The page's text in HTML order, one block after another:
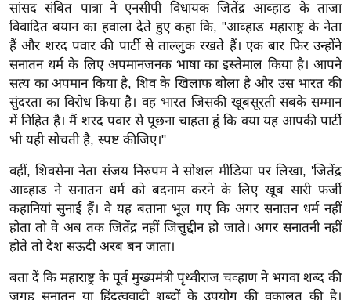
r
e
a
k
i
n
g
e
w
s
ला
फ
सांसद संबित पात्रा ने एनसीपी विधायक जितेंद्र आव्हाड के ताजा
विवादित बयान का हवाला देते हुए कहा कि, "आव्हाड महाराष्ट्र के नेता
हैं और शरद पवार की पार्टी से ताल्लुक रखते हैं। एक बार फिर उन्होंने
सनातन धर्म के लिए अपमानजनक भाषा का इस्तेमाल किया है। आपने
सत्य का अपमान किया है, शिव के खिलाफ बोला है और उस भारत की
सुंदरता का विरोध किया है। वह भारत जिसकी खूबसूरती सबके सम्मान
में निहित है। मैं शरद पवार से पूछना चाहता हूं कि क्या यह आपकी पार्टी
भी यही सोचती है, स्पष्ट कीजिए।"
वहीं, शिवसेना नेता संजय निरुपम ने सोशल मीडिया पर लिखा, 'जितेंद्र
आव्हाड ने सनातन धर्म को बदनाम करने के लिए खूब सारी फर्जी
कहानियां सुनाई हैं। वे यह बताना भूल गए कि अगर सनातन धर्म नहीं
होता तो वे अब तक जितेंद्र नहीं जित्तुद्दीन हो जाते। अगर सनातनी नहीं
होते तो देश सऊदी अरब बन जाता।
बता दें कि महाराष्ट्र के पूर्व मुख्यमंत्री पृथ्वीराज चव्हाण ने भगवा शब्द की
जगह सनातन या हिंदुत्ववादी शब्दों के उपयोग की वकालत की है।